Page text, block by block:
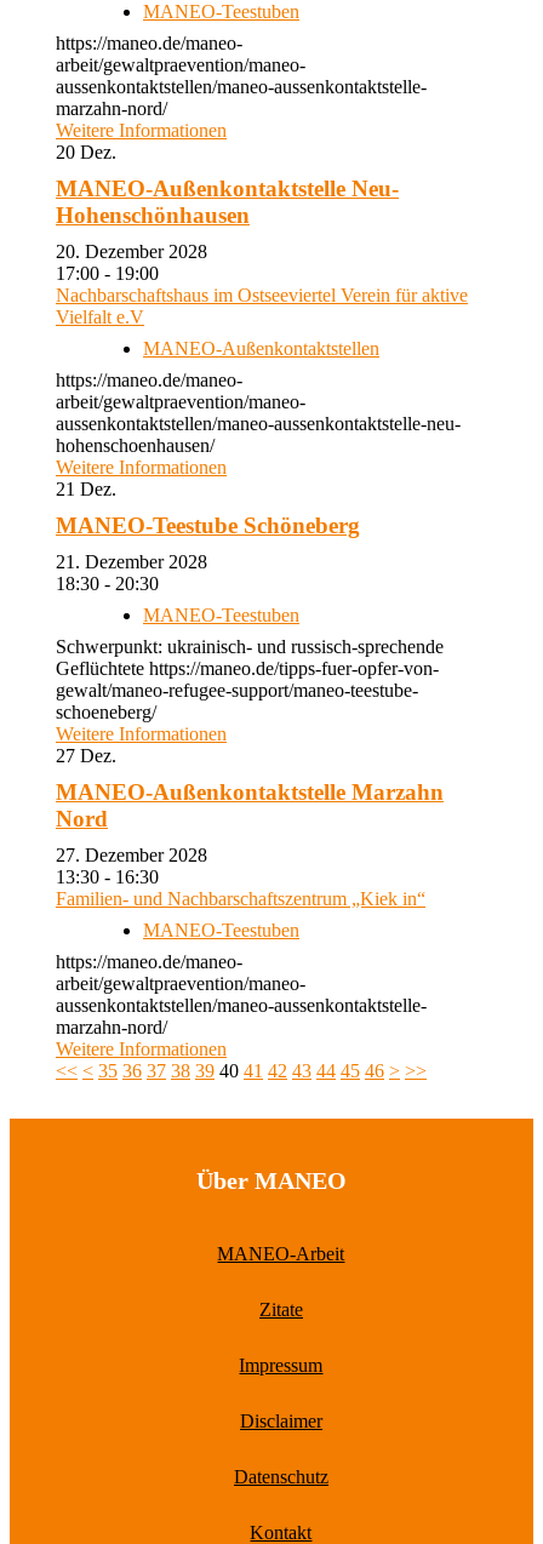
MANEO-Teestuben
https://maneo.de/maneo-
arbeit/gewaltpraevention/maneo-
aussenkontaktstellen/maneo-aussenkontaktstelle-
marzahn-nord/
Weitere Informationen
20 Dez.
MANEO-Außenkontaktstelle Neu-
Hohenschönhausen
20. Dezember 2028
17:00 - 19:00
Nachbarschaftshaus im Ostseeviertel Verein für aktive
Vielfalt e.V
MANEO-Außenkontaktstellen
https://maneo.de/maneo-
arbeit/gewaltpraevention/maneo-
aussenkontaktstellen/maneo-aussenkontaktstelle-neu-
hohenschoenhausen/
Weitere Informationen
21 Dez.
MANEO-Teestube Schöneberg
21. Dezember 2028
18:30 - 20:30
MANEO-Teestuben
Schwerpunkt: ukrainisch- und russisch-sprechende
Geflüchtete https://maneo.de/tipps-fuer-opfer-von-
gewalt/maneo-refugee-support/maneo-teestube-
schoeneberg/
Weitere Informationen
27 Dez.
MANEO-Außenkontaktstelle Marzahn
Nord
27. Dezember 2028
13:30 - 16:30
Familien- und Nachbarschaftszentrum „Kiek in“
MANEO-Teestuben
https://maneo.de/maneo-
arbeit/gewaltpraevention/maneo-
aussenkontaktstellen/maneo-aussenkontaktstelle-
marzahn-nord/
Weitere Informationen
<< < 35 36 37 38 39 40 41 42 43 44 45 46 > >>
Über MANEO
MANEO-Arbeit
Zitate
Impressum
Disclaimer
Datenschutz
Kontakt